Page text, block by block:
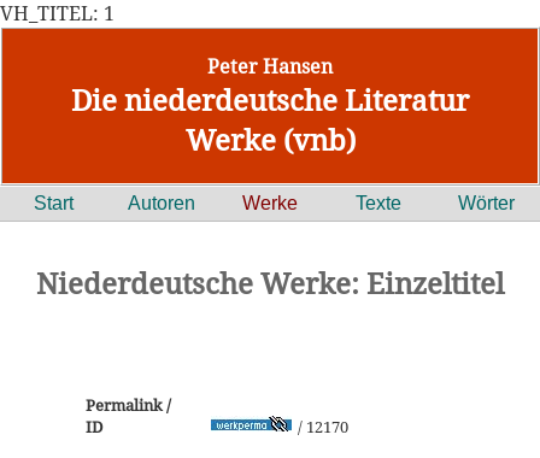
VH_TITEL: 1
Peter Hansen
Die niederdeutsche Literatur
Werke (vnb)
Start Autoren Werke Texte Wörter
Niederdeutsche Werke: Einzeltitel
Permalink /
ID
/ 12170